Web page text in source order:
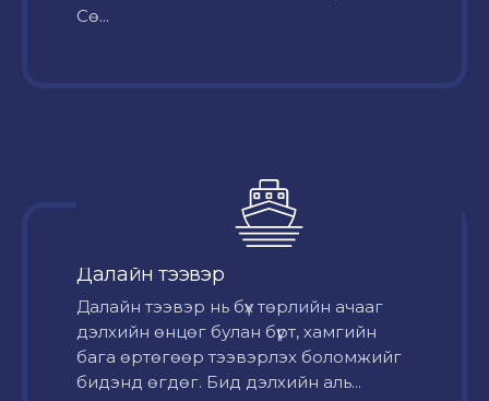
Сө...
Далайн тээвэр
Далайн тээвэр нь бүх төрлийн ачааг
дэлхийн өнцөг булан бүрт, хамгийн
бага өртөгөөр тээвэрлэх боломжийг
бидэнд өгдөг. Бид дэлхийн аль...